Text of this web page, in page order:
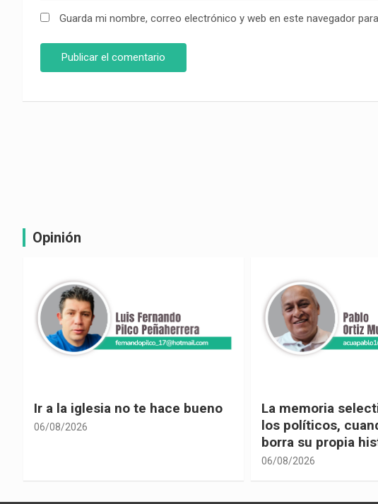
Guarda mi nombre, correo electrónico y web en este navegador
Opinión
La memoria selectiva un mal en
los políticos, cuando la crítica
Cuando la vida te
hacia adentro…
06/08/2026